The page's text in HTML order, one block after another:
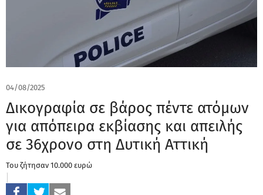
04/08/2025
Δικογραφία σε βάρος πέντε ατόμων
για απόπειρα εκβίασης και απειλής
σε 36χρονο στη Δυτική Αττική
Του ζήτησαν 10.000 ευρώ